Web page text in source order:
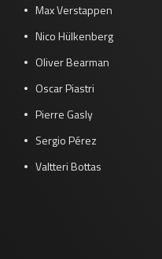
Max Verstappen
Nico Hülkenberg
Oliver Bearman
Oscar Piastri
Pierre Gasly
Sergio Pérez
Valtteri Bottas